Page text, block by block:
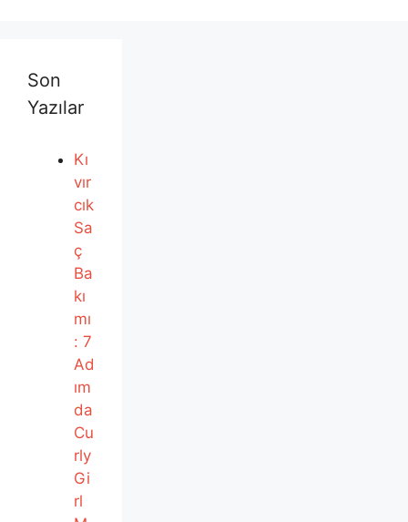
Son
Yazılar
Kı
vır
cık
Sa
ç
Ba
kı
mı
: 7
Ad
ım
da
Cu
rly
Gi
rl